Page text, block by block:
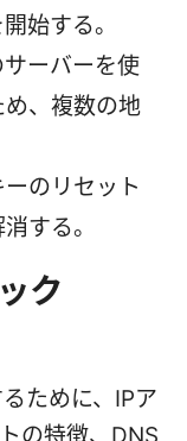
始する。
ーバーを使
、複数の地
のリセット
する。
ク
ために、IPア
の特徴、DNS